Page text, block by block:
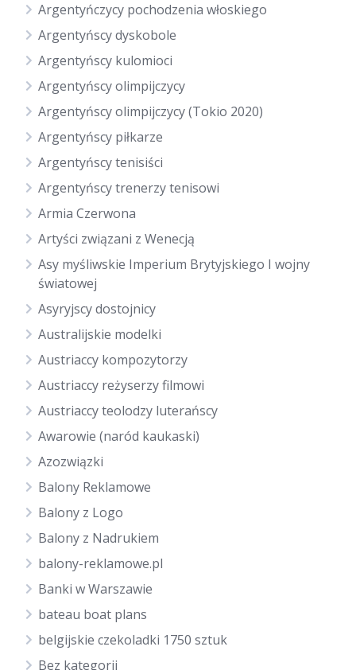
Argentyńczycy pochodzenia włoskiego
Argentyńscy dyskobole
Argentyńscy kulomioci
Argentyńscy olimpijczycy
Argentyńscy olimpijczycy (Tokio 2020)
Argentyńscy piłkarze
Argentyńscy tenisiści
Argentyńscy trenerzy tenisowi
Armia Czerwona
Artyści związani z Wenecją
Asy myśliwskie Imperium Brytyjskiego I wojny
światowej
Asyryjscy dostojnicy
Australijskie modelki
Austriaccy kompozytorzy
Austriaccy reżyserzy filmowi
Austriaccy teolodzy luterańscy
Awarowie (naród kaukaski)
Azozwiązki
Balony Reklamowe
Balony z Logo
Balony z Nadrukiem
balony-reklamowe.pl
Banki w Warszawie
bateau boat plans
belgijskie czekoladki 1750 sztuk
Bez kategorii